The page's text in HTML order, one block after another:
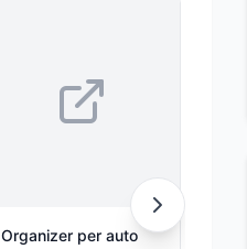
Organizer per auto